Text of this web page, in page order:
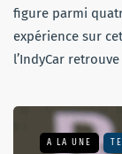
figure parmi
expérience sur
l’IndyCar
A LA UNE